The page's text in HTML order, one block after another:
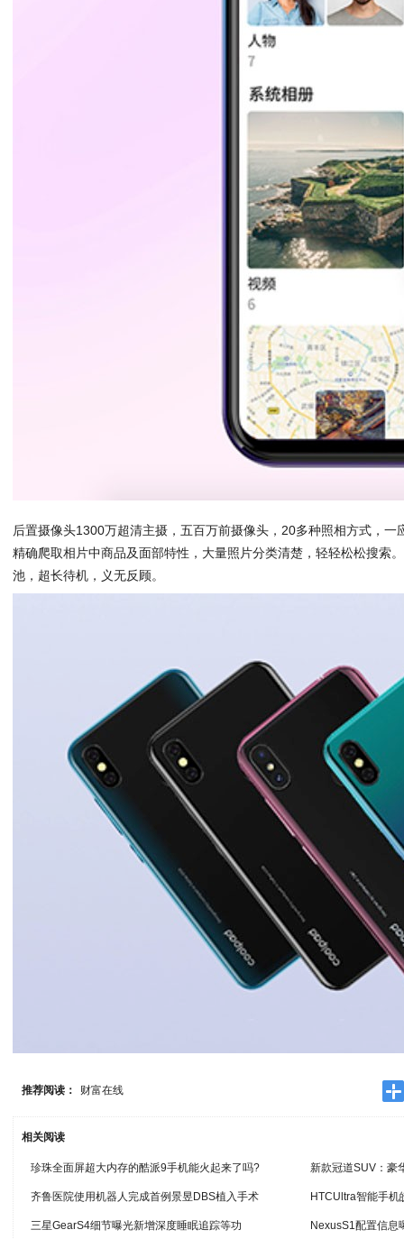
后置摄像头1300万超清主摄，五百万前摄像头，20多种照相方式，一
精确爬取相片中商品及面部特性，大量照片分类清楚，轻轻松松搜索
池，超长待机，义无反顾。
推荐阅读： 财富在线
相关阅读
珍珠全面屏超大内存的酷派9手机能火起来了吗? 新款冠道SUV：豪
齐鲁医院使用机器人完成首例景昱DBS植入手术 HTCUltra智能手机
三星GearS4细节曝光新增深度睡眠追踪等功 NexusS1配置信息